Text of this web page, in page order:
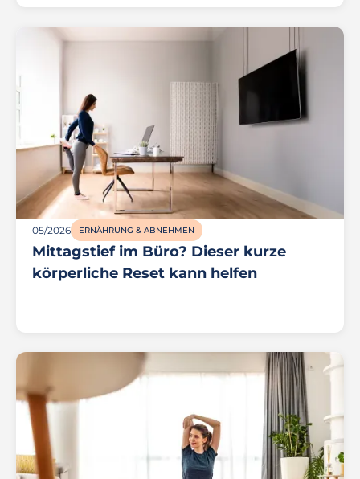
05/2026 ERNÄHRUNG & ABNEHMEN
Mittagstief im Büro? Dieser kurze
körperliche Reset kann helfen